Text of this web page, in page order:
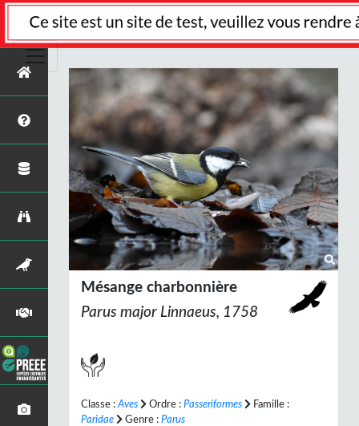
Mésange charbonnière
Parus major Linnaeus, 1758
Classe : Aves Ordre : Passeriformes
Famille :
Paridae
Genre : Parus